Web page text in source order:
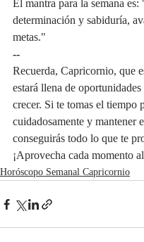
El mantra para la semana
determinación y sabiduría,
metas."
--
Recuerda, Capricornio, que
estará llena de
crecer. Si te tomas el tiempo
cuidadosamente y mantener
conseguirás todo lo que te
¡Aprovecha cada momento
Horóscopo Semanal Capricornio